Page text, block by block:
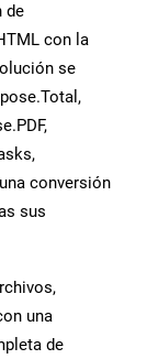
de
con la
se
conversión
sus
una
de